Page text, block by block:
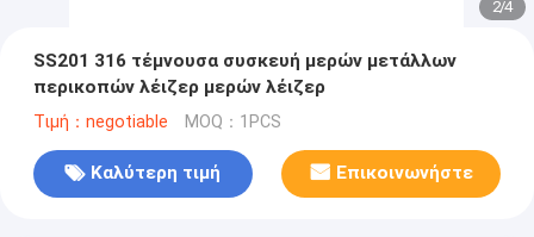
2/4
SS201 316 τέμνουσα συσκευή μερών μετάλλων
περικοπών λέιζερ μερών λέιζερ
Τιμή：negotiable MOQ：1PCS
Καλύτερη τιμή Επικοινωνήστε